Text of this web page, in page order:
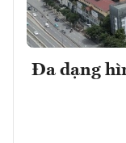
Đa dạng